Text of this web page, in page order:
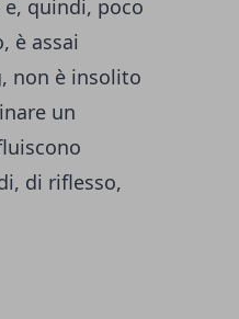
quindi, poco
è assai
non è insolito
un
di riflesso,